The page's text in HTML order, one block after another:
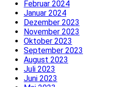
Februar 2024
Januar 2024
Dezember 2023
November 2023
Oktober 2023
September 2023
August 2023
Juli 2023
Juni 2023